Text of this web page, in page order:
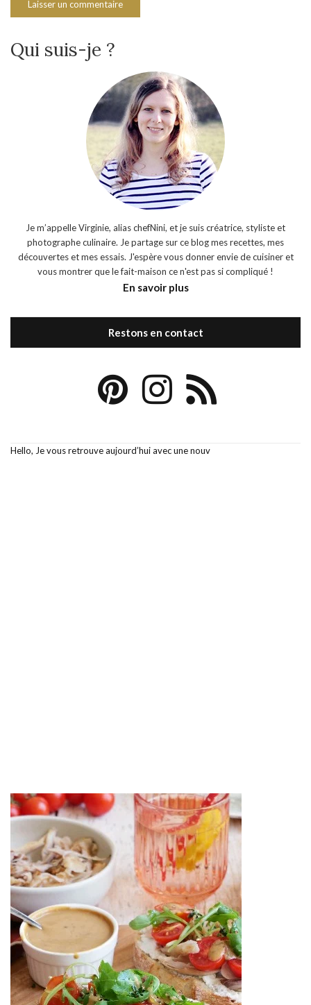
Qui suis-je ?
Je m’appelle Virginie, alias chefNini, et je suis créatrice, styliste et
photographe culinaire. Je partage sur ce blog mes recettes, mes
découvertes et mes essais. J'espère vous donner envie de cuisiner et
vous montrer que le fait-maison ce n'est pas si compliqué !
En savoir plus
Restons en contact
Hello, Je vous retrouve aujourd’hui avec une nouv